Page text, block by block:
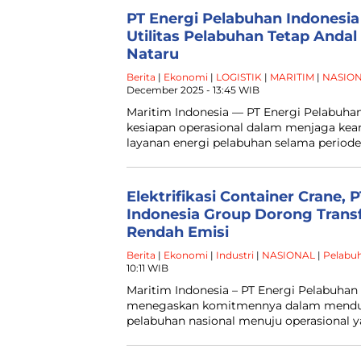
PT Energi Pelabuhan
Utilitas Pelabuhan Tetap Andal
Nataru
Berita | Ekonomi | LOGISTIK | MARITIM |
December 2025 - 13:45 WIB
Maritim Indonesia — PT Energi
kesiapan operasional dalam menjaga
layanan energi pelabuhan selama
Elektrifikasi Container Crane,
Indonesia Group Dorong
Rendah Emisi
Berita | Ekonomi | Industri | NASIONAL |
10:11 WIB
Maritim Indonesia – PT Energi
menegaskan komitmennya dalam
pelabuhan nasional menuju operasional